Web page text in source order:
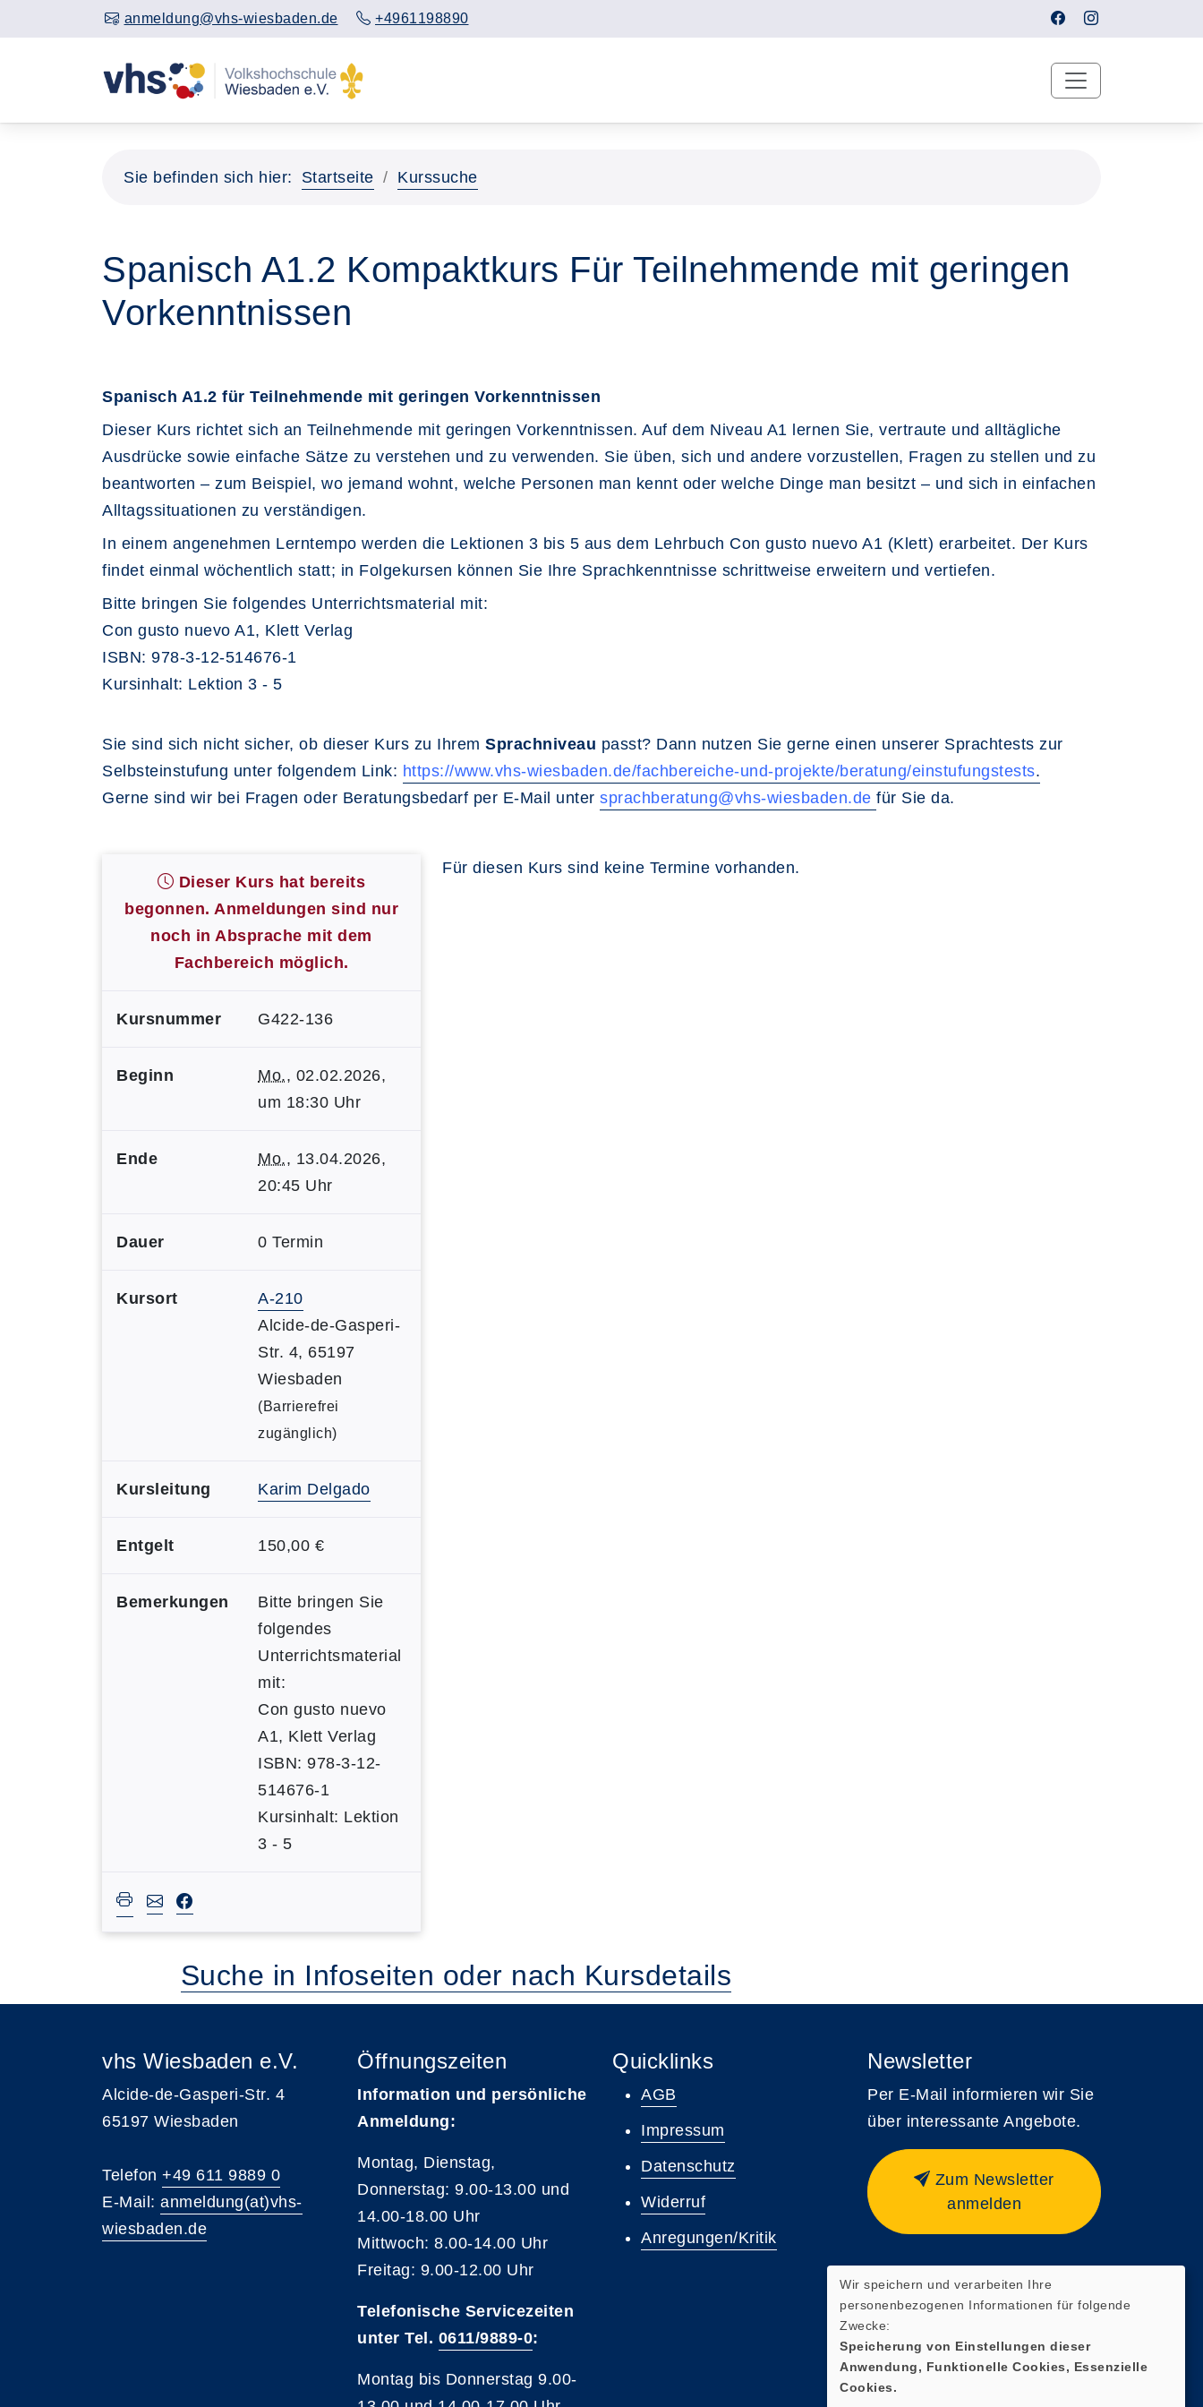
anmeldung@vhs-wiesbaden.de +4961198890
Sie befinden sich hier: Startseite Kurssuche
Spanisch A1.2 Kompaktkurs Für Teilnehmende mit geringen
Vorkenntnissen
Spanisch A1.2 für Teilnehmende mit geringen Vorkenntnissen
Dieser Kurs richtet sich an Teilnehmende mit geringen Vorkenntnissen. Auf dem Niveau A1 lernen Sie, vertraute und alltägliche
Ausdrücke sowie einfache Sätze zu verstehen und zu verwenden. Sie üben, sich und andere vorzustellen, Fragen zu stellen und zu
beantworten – zum Beispiel, wo jemand wohnt, welche Personen man kennt oder welche Dinge man besitzt – und sich in einfachen
Alltagssituationen zu verständigen.
In einem angenehmen Lerntempo werden die Lektionen 3 bis 5 aus dem Lehrbuch Con gusto nuevo A1 (Klett) erarbeitet. Der Kurs
findet einmal wöchentlich statt; in Folgekursen können Sie Ihre Sprachkenntnisse schrittweise erweitern und vertiefen.
Bitte bringen Sie folgendes Unterrichtsmaterial mit:
Con gusto nuevo A1, Klett Verlag
ISBN: 978-3-12-514676-1
Kursinhalt: Lektion 3 - 5
Sie sind sich nicht sicher, ob dieser Kurs zu Ihrem Sprachniveau passt? Dann nutzen Sie gerne einen unserer Sprachtests zur
Selbsteinstufung unter folgendem Link: https://www.vhs-wiesbaden.de/fachbereiche-und-projekte/beratung/einstufungstests.
Gerne sind wir bei Fragen oder Beratungsbedarf per E-Mail unter sprachberatung@vhs-wiesbaden.de für Sie da.
Dieser Kurs hat bereits
begonnen. Anmeldungen sind nur
noch in Absprache mit dem
Fachbereich möglich.
Kursnummer G422-136
Beginn Mo., 02.02.2026,
um 18:30 Uhr
Ende Mo., 13.04.2026,
20:45 Uhr
Dauer 0 Termin
Kursort
A-210
Alcide-de-Gasperi-
Str. 4, 65197
Wiesbaden
(Barrierefrei
zugänglich)
Kursleitung Karim Delgado
Entgelt 150,00 €
Bemerkungen
Bitte bringen Sie
folgendes
Unterrichtsmaterial
mit:
Con gusto nuevo
A1, Klett Verlag
ISBN: 978-3-12-
514676-1
Kursinhalt: Lektion
3 - 5
Für diesen Kurs sind keine Termine vorhanden.
Suche in Infoseiten oder nach Kursdetails
vhs Wiesbaden e.V.
Alcide-de-Gasperi-Str. 4
65197 Wiesbaden
Telefon +49 611 9889 0
E-Mail: anmeldung(at)vhs-
wiesbaden.de
Öffnungszeiten
Information und persönliche
Anmeldung:
Montag, Dienstag,
Donnerstag: 9.00-13.00 und
14.00-18.00 Uhr
Mittwoch: 8.00-14.00 Uhr
Freitag: 9.00-12.00 Uhr
Telefonische Servicezeiten
unter Tel. 0611/9889-0:
Montag bis Donnerstag 9.00-
Quicklinks
AGB
Impressum
Datenschutz
Widerruf
Anregungen/Kritik
Newsletter
Per E-Mail informieren wir Sie
über interessante Angebote.
Zum Newsletter
anmelden
Widerrufsformular
Wir speichern und verarbeiten Ihre
personenbezogenen Informationen für folgende
Zwecke:
Speicherung von Einstellungen dieser
Anwendung, Funktionelle Cookies, Essenzielle
Cookies.